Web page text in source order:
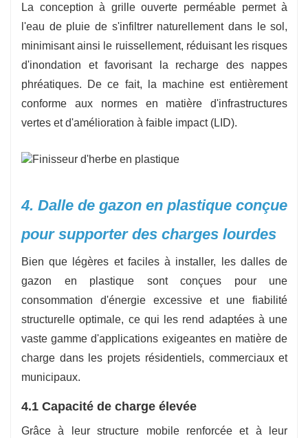
La conception à grille ouverte perméable permet à
l'eau de pluie de s'infiltrer naturellement dans le sol,
minimisant ainsi le ruissellement, réduisant les risques
d'inondation et favorisant la recharge des nappes
phréatiques. De ce fait, la machine est entièrement
conforme aux normes en matière d'infrastructures
vertes et d'amélioration à faible impact (LID).
4. Dalle de gazon en plastique conçue
pour supporter des charges lourdes
Bien que légères et faciles à installer, les dalles de
gazon en plastique sont conçues pour une
consommation d'énergie excessive et une fiabilité
structurelle optimale, ce qui les rend adaptées à une
vaste gamme d'applications exigeantes en matière de
charge dans les projets résidentiels, commerciaux et
municipaux.
4.1 Capacité de charge élevée
Grâce à leur structure mobile renforcée et à leur